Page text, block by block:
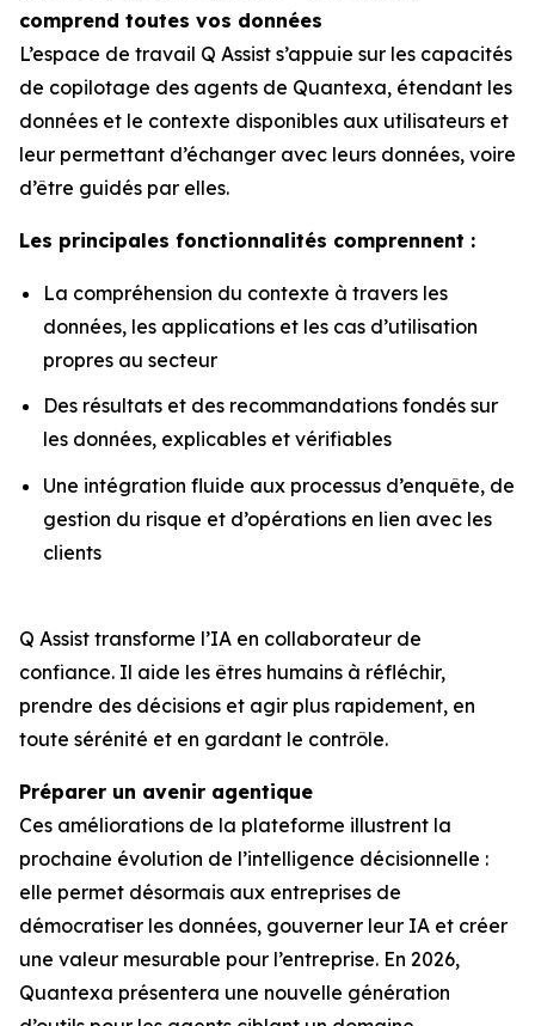
comprend toutes vos données
L’espace de travail Q Assist s’appuie sur les capacités
de copilotage des agents de Quantexa, étendant les
données et le contexte disponibles aux utilisateurs et
leur permettant d’échanger avec leurs données, voire
d’être guidés par elles.
Les principales fonctionnalités comprennent :
La compréhension du contexte à travers les
données, les applications et les cas d’utilisation
propres au secteur
Des résultats et des recommandations fondés sur
les données, explicables et vérifiables
Une intégration fluide aux processus d’enquête, de
gestion du risque et d’opérations en lien avec les
clients
Q Assist transforme l’IA en collaborateur de
confiance. Il aide les êtres humains à réfléchir,
prendre des décisions et agir plus rapidement, en
toute sérénité et en gardant le contrôle.
Préparer un avenir agentique
Ces améliorations de la plateforme illustrent la
prochaine évolution de l’intelligence décisionnelle :
elle permet désormais aux entreprises de
démocratiser les données, gouverner leur IA et créer
une valeur mesurable pour l’entreprise. En 2026,
Quantexa présentera une nouvelle génération